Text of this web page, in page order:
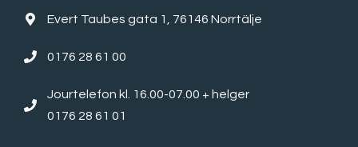
Evert Taubes gata 1, 76146 Norrtälje
0176 28 61 00
Jourtelefon kl. 16.00-07.00 + helger
0176 28 61 01